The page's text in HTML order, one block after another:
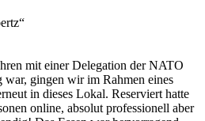
mit einer Delegation der NATO
gingen wir im Rahmen eines
in dieses Lokal. Reserviert hatte
online, absolut professionell aber